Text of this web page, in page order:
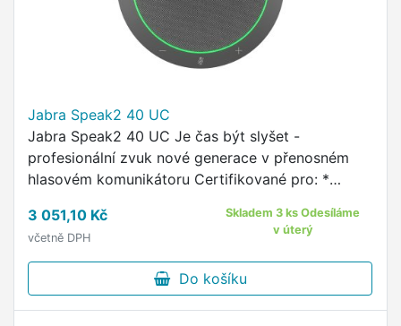
Jabra Speak2 40 UC
Jabra Speak2 40 UC Je čas být slyšet -
profesionální zvuk nové generace v přenosném
hlasovém komunikátoru Certifikované pro: *
ideální pro rozměry místností: …
3 051,10 Kč
včetně DPH
Skladem 3 ks Odesíláme
v úterý
Do košíku